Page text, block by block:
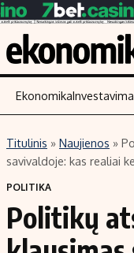
Turinys
Naujienos
Aplinka
Verslas
Ekonomika
Titulinis » Naujienos »
savivaldoje: kas realiai
POLITIKA
Politikų